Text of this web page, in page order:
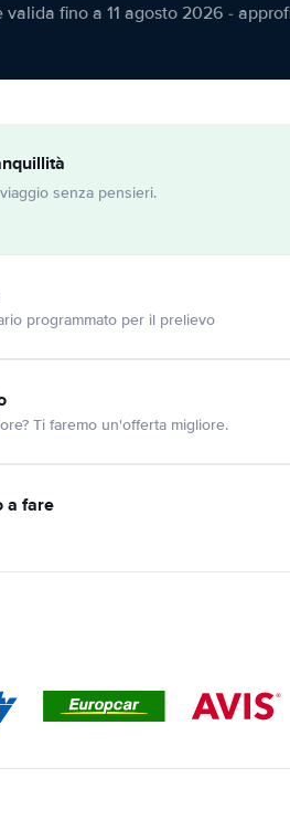
fino a 11 agosto 2026 -
senza pensieri.
programmato per il prelievo
Ti faremo un'offerta migliore.
a fare